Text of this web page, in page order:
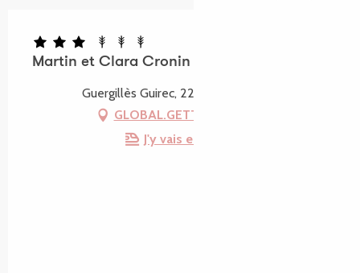
Martin et Clara Cronin - Gîte La Grange
Guergillès Guirec, 22300 Ploubezre
GLOBAL.GETTING_THERE
J'y vais en train !